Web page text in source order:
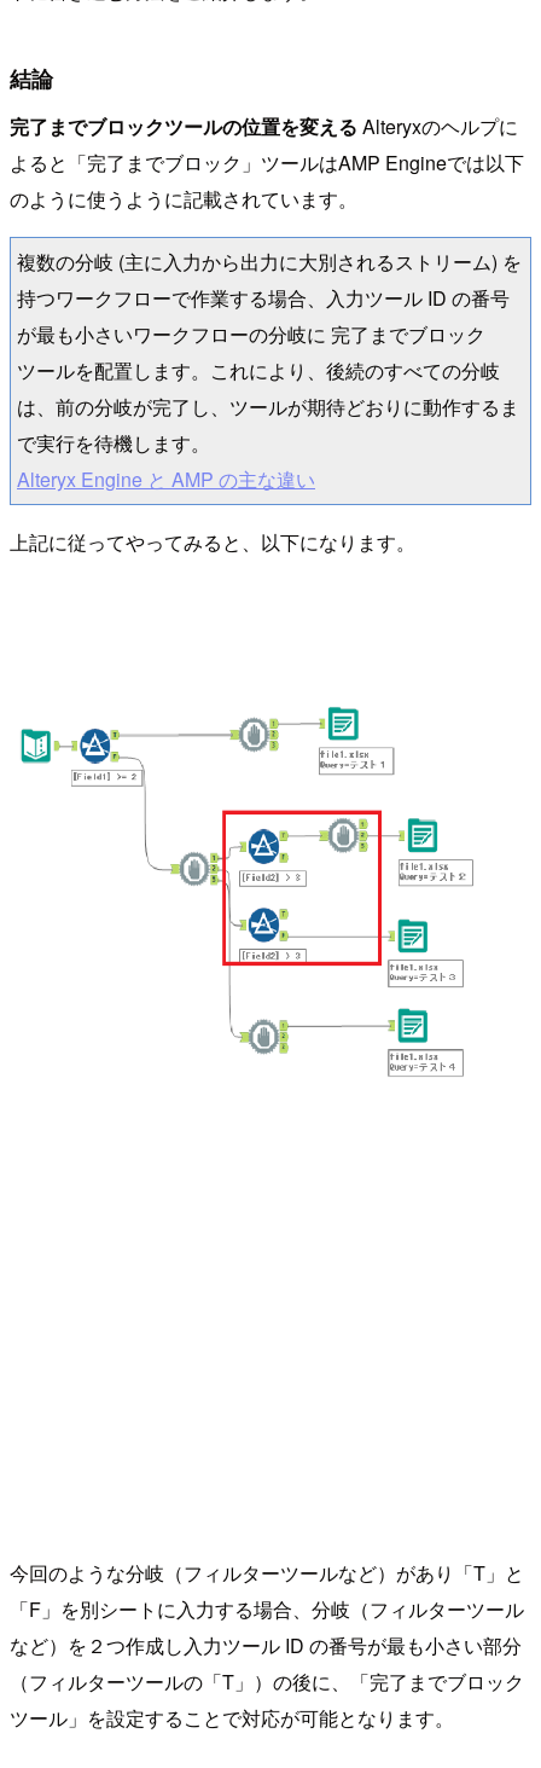
結論
完了までブロックツールの位置を変える Alteryxのヘルプに
よると「完了までブロック」ツールはAMP Engineでは以下
のように使うように記載されています。
複数の分岐 (主に入力から出力に大別されるストリーム) を
持つワークフローで作業する場合、入力ツール ID の番号
が最も小さいワークフローの分岐に 完了までブロック
ツールを配置します。これにより、後続のすべての分岐
は、前の分岐が完了し、ツールが期待どおりに動作するま
で実行を待機します。
Alteryx Engine と AMP の主な違い
上記に従ってやってみると、以下になります。
今回のような分岐（フィルターツールなど）があり「T」と
「F」を別シートに入力する場合、分岐（フィルターツール
など）を２つ作成し入力ツール ID の番号が最も小さい部分
（フィルターツールの「T」）の後に、「完了までブロック
ツール」を設定することで対応が可能となります。